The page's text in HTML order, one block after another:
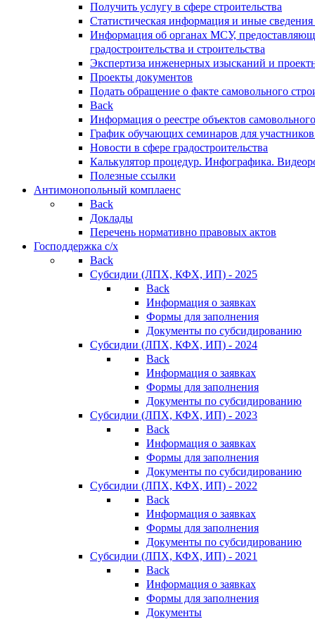
Получить услугу в сфере строительства
Статистическая информация и иные сведения
Информация об органах МСУ,
градостроительства и строительства
Экспертиза инженерных изысканий и
Проекты документов
Подать обращение о факте самовольного
Back
Информация о реестре объектов
График обучающих семинаров для участников
Новости в сфере градостроительства
Калькулятор процедур. Инфографика.
Полезные ссылки
Антимонопольный комплаенс
Back
Доклады
Перечень нормативно правовых актов
Господдержка с/х
Back
Субсидии (ЛПХ, КФХ, ИП) - 2025
Back
Информация о заявках
Формы для заполнения
Документы по субсидированию
Субсидии (ЛПХ, КФХ, ИП) - 2024
Back
Информация о заявках
Формы для заполнения
Документы по субсидированию
Субсидии (ЛПХ, КФХ, ИП) - 2023
Back
Информация о заявках
Формы для заполнения
Документы по субсидированию
Субсидии (ЛПХ, КФХ, ИП) - 2022
Back
Информация о заявках
Формы для заполнения
Документы по субсидированию
Субсидии (ЛПХ, КФХ, ИП) - 2021
Back
Информация о заявках
Формы для заполнения
Документы